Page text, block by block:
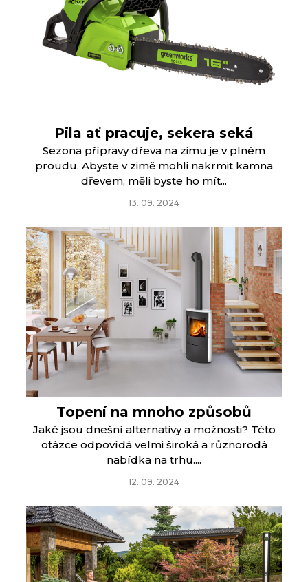
Pila ať pracuje, sekera seká
Sezona přípravy dřeva na zimu je v plném
proudu. Abyste v zimě mohli nakrmit kamna
dřevem, měli byste ho mít...
13. 09. 2024
Topení na mnoho způsobů
Jaké jsou dnešní alternativy a možnosti? Této
otázce odpovídá velmi široká a různorodá
nabídka na trhu....
12. 09. 2024